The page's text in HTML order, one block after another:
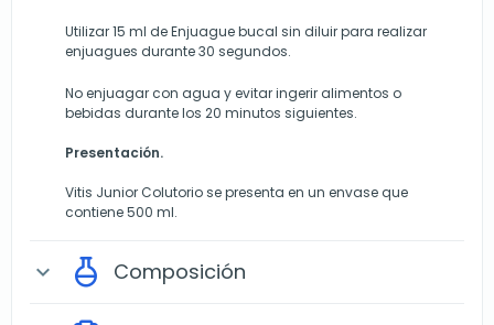
Utilizar 15 ml de Enjuague bucal sin diluir para realizar
enjuagues durante 30 segundos.
No enjuagar con agua y evitar ingerir alimentos o
bebidas durante los 20 minutos siguientes.
Presentación.
Vitis Junior Colutorio se presenta en un envase que
contiene 500 ml.
expand_more Composición